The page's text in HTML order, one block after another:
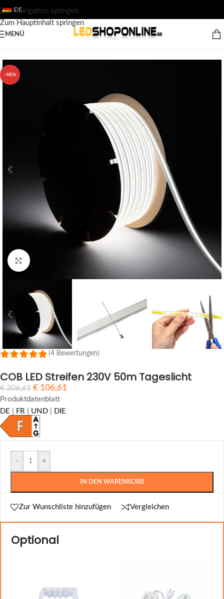
Zur Navigation springen
Zum Hauptinhalt springen
DE
MENÜ
Startseite Ausgabe/LED-STREIFEN/LED Streifen 220V/230V
-48%
Zum Vergrößern anklicken
(4 Bewertungen)
COB LED Streifen 230V 50m Tageslicht
€206,61 € 106,61
Produktdatenblatt
DE
FR UND DIE
- +
IN DEN WARENKORB
Zur Wunschliste hinzufügen Vergleichen
Optional